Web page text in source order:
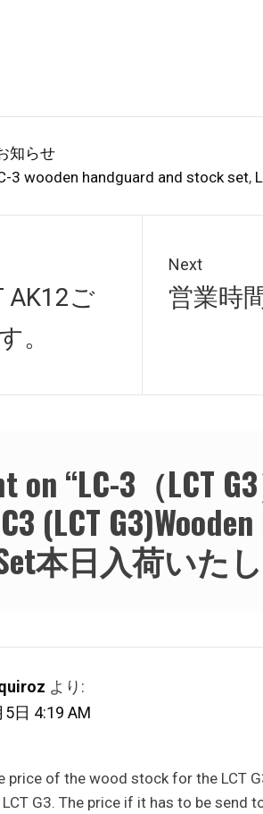
知らせ
3 wooden handguard and stock set,
AK12ご
。
Next
Next
post:
営業時
on “LC-3（LCT G3
(LCT
本日入荷いたし
より:
日 4:19 AM
price of the wood stock for the LCT
G3. The price if it has to be send